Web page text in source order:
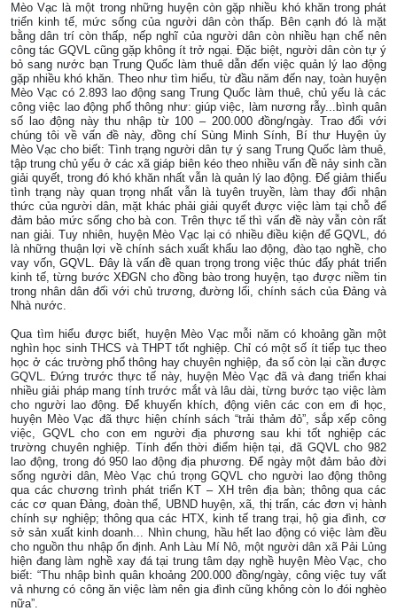
Mèo Vạc là một trong những huyện còn gặp nhiều khó khăn trong phát
triển kinh tế, mức sống của người dân còn thấp. Bên cạnh đó là mặt
bằng dân trí còn thấp, nếp nghĩ của người dân còn nhiều hạn chế nên
công tác GQVL cũng gặp không ít trở ngại. Đặc biệt, người dân còn tự ý
bỏ sang nước bạn Trung Quốc làm thuê dẫn đến việc quản lý lao động
gặp nhiều khó khăn. Theo như tìm hiểu, từ đầu năm đến nay, toàn huyện
Mèo Vạc có 2.893 lao động sang Trung Quốc làm thuê, chủ yếu là các
công việc lao động phổ thông như: giúp việc, làm nương rẫy...bình quân
số lao động này thu nhập từ 100 – 200.000 đồng/ngày. Trao đổi với
chúng tôi về vấn đề này, đồng chí Sùng Minh Sính, Bí thư Huyện ủy
Mèo Vạc cho biết: Tình trạng người dân tự ý sang Trung Quốc làm thuê,
tập trung chủ yếu ở các xã giáp biên kéo theo nhiều vấn đề nảy sinh cần
giải quyết, trong đó khó khăn nhất vẫn là quản lý lao động. Để giảm thiểu
tình trạng này quan trọng nhất vẫn là tuyên truyền, làm thay đổi nhận
thức của người dân, mặt khác phải giải quyết được việc làm tại chỗ để
đảm bảo mức sống cho bà con. Trên thực tế thì vấn đề này vẫn còn rất
nan giải. Tuy nhiên, huyện Mèo Vạc lại có nhiều điều kiện để GQVL, đó
là những thuận lợi về chính sách xuất khẩu lao động, đào tạo nghề, cho
vay vốn, GQVL. Đây là vấn đề quan trọng trong việc thúc đẩy phát triển
kinh tế, từng bước XĐGN cho đồng bào trong huyện, tạo được niềm tin
trong nhân dân đối với chủ trương, đường lối, chính sách của Đảng và
Nhà nước.
Qua tìm hiểu được biết, huyện Mèo Vạc mỗi năm có khoảng gần một
nghìn học sinh THCS và THPT tốt nghiệp. Chỉ có một số ít tiếp tục theo
học ở các trường phổ thông hay chuyên nghiệp, đa số còn lại cần được
GQVL. Đứng trước thực tế này, huyện Mèo Vạc đã và đang triển khai
nhiều giải pháp mang tính trước mắt và lâu dài, từng bước tạo việc làm
cho người lao động. Để khuyến khích, động viên các con em đi học,
huyện Mèo Vạc đã thực hiện chính sách “trải thảm đỏ”, sắp xếp công
việc, GQVL cho con em người địa phương sau khi tốt nghiệp các
trường chuyên nghiệp. Tính đến thời điểm hiện tại, đã GQVL cho 982
lao động, trong đó 950 lao động địa phương. Để ngày một đảm bảo đời
sống người dân, Mèo Vạc chú trọng GQVL cho người lao động thông
qua các chương trình phát triển KT – XH trên địa bàn; thông qua các
các cơ quan Đảng, đoàn thể, UBND huyện, xã, thị trấn, các đơn vị hành
chính sự nghiệp; thông qua các HTX, kinh tế trang trại, hộ gia đình, cơ
sở sản xuất kinh doanh... Nhìn chung, hầu hết lao động có việc làm đều
cho nguồn thu nhập ổn định. Anh Làu Mí Nô, một người dân xã Pải Lủng
hiện đang làm nghề xay đá tại trung tâm dạy nghề huyện Mèo Vạc, cho
biết: “Thu nhập bình quân khoảng 200.000 đồng/ngày, công việc tuy vất
vả nhưng có công ăn việc làm nên gia đình cũng không còn lo đói nghèo
nữa”.